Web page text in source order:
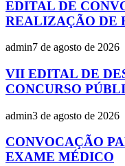
EDITAL DE
REALIZAÇÃO DE
admin7 de agosto de 2026
VII EDITAL DE
CONCURSO
admin3 de agosto de 2026
CONVOCAÇÃO
EXAME MÉDICO